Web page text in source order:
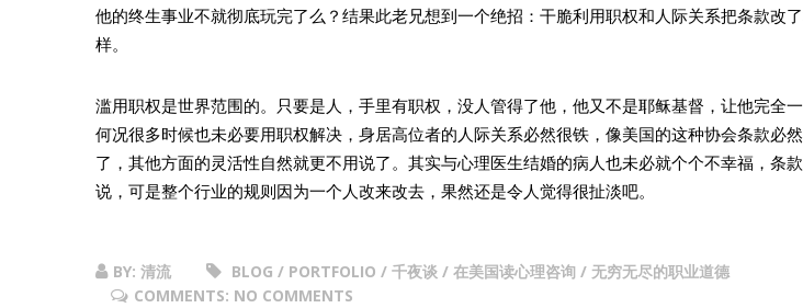
他的终生事业不就彻底玩完了么？结果此老兄想到一个绝招：干脆利用职权和人际关系把条款改
样。
滥用职权是世界范围的。只要是人，手里有职权，没人管得了他，他又不是耶稣基督，让他完全
何况很多时候也未必要用职权解决，身居高位者的人际关系必然很铁，像美国的这种协会条款必
了，其他方面的灵活性自然就更不用说了。其实与心理医生结婚的病人也未必就个个不幸福，条
说，可是整个行业的规则因为一个人改来改去，果然还是令人觉得很扯淡吧。
BY: 清流
BLOG / PORTFOLIO / 千夜谈 / 在美国读心理咨询 / 无穷无尽的职业道德
COMMENTS: NO COMMENTS